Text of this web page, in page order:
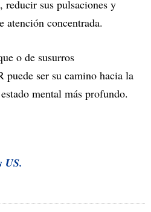
reducir sus pulsaciones y
atención concentrada.
o de susurros
ser su camino hacia la
mental más profundo.
US.